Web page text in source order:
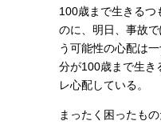
100歳まで生きるつ
のに、明日、事故
う可能性の心配は
分が100歳まで生き
レ心配している。
まったく困ったもの